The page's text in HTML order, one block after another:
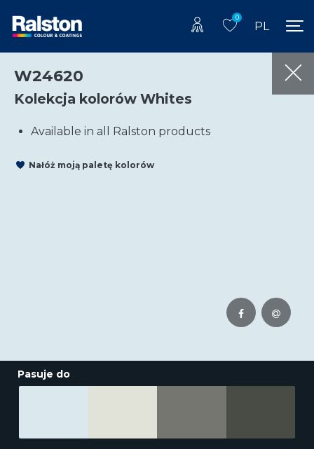
0
PL
W24620
Kolekcja kolorów Whites
Available in all Ralston products
Nałóż moją paletę kolorów
Pasuje do